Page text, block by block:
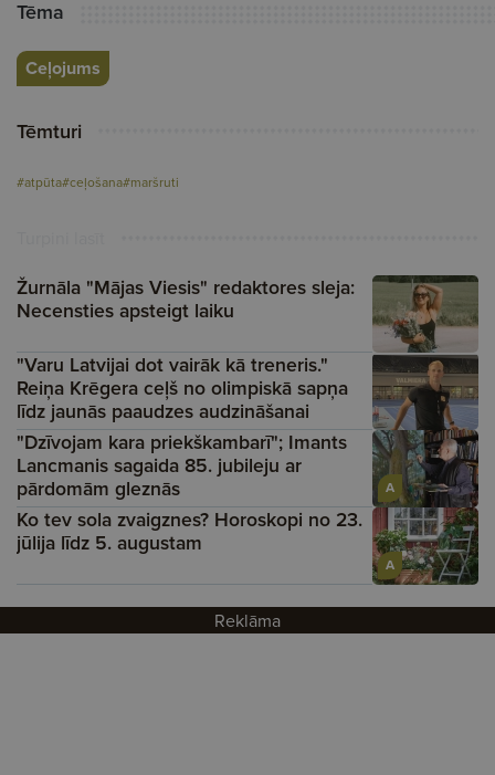
Tēma
Ceļojums
Tēmturi
#atpūta#ceļošana#maršruti
Žurnāla "Mājas Viesis" redaktores sleja:
Necensties apsteigt laiku
"Varu Latvijai dot vairāk kā treneris."
Reiņa Krēgera ceļš no olimpiskā sapņa
līdz jaunās paaudzes audzināšanai
A
"Dzīvojam kara priekškambarī"; Imants
Lancmanis sagaida 85. jubileju ar
pārdomām gleznās
A
Ko tev sola zvaigznes? Horoskopi no 23.
jūlija līdz 5. augustam
Reklāma